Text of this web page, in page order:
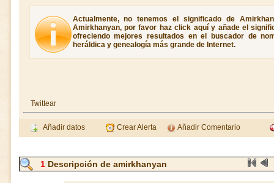
Actualmente, no tenemos el significado de
Amirkhanyan, por favor haz click aquí y añade el
ofreciendo mejores resultados en el buscador de
heráldica y genealogía más grande de Internet.
Twittear
Añadir datos Crear Alerta Añadir Comentario
1 Descripción de amirkhanyan